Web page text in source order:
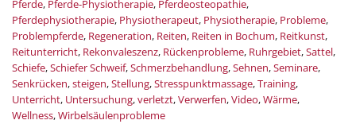
Pferde, Pferde-Physiotherapie, Pferdeosteopathie,
Pferdephysiotherapie, Physiotherapeut, Physiotherapie, Probleme,
Problempferde, Regeneration, Reiten, Reiten in Bochum, Reitkunst,
Reitunterricht, Rekonvaleszenz, Rückenprobleme, Ruhrgebiet,Sattel,
Schiefe,Schiefer Schweif,Schmerzbehandlung,Sehnen,Seminare,
Senkrücken,steigen,Stellung,Stresspunktmassage,Training,
Unterricht, Untersuchung,verletzt,Verwerfen,Video,Wärme,
Wellness,Wirbelsäulenprobleme